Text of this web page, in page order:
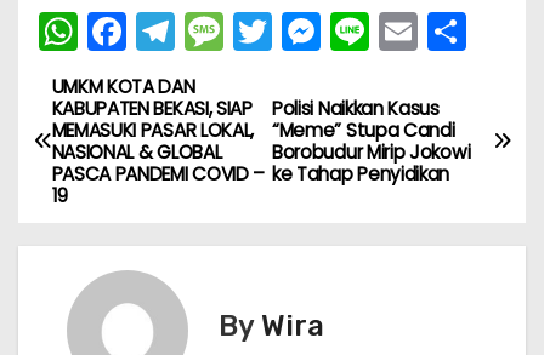
W
h
a
ts
A
p
F
a
c
e
b
o
k
T
el
e
gr
a
M
e
s
s
a
e
T
w
itt
er
M
e
s
s
e
g
Li
n
e
E
m
ai
l
S
e
N
a
v
i
Polisi Naikkan Kasus
“Meme” Stupa Candi
Borobudur Mirip Jokowi
ke Tahap Penyidikan
UMKM KOTA DAN
KABUPATEN BEKASI, SIAP
MEMASUKI PASAR LOKAL,
NASIONAL & GLOBAL
PASCA PANDEMI COVID –
19
By Wira